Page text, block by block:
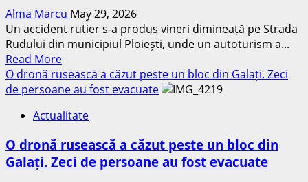
sportiv
din
Câmpina,
reținut
după
acuzații
privind
minoră
de
Alma Marcu May 29, 2026
Un accident rutier s-a produs vineri dimineață pe Strada
Rudului din municipiul Ploiești, unde un autoturism a...
Read MoreRead
more
about
pe
Rudului
din
O dronă rusească a căzut peste un bloc din Galați. Zeci
de persoane au fost evacuate
Actualitate
O dronă rusească a căzut peste un bloc din
Galați. Zeci de persoane au fost evacuate